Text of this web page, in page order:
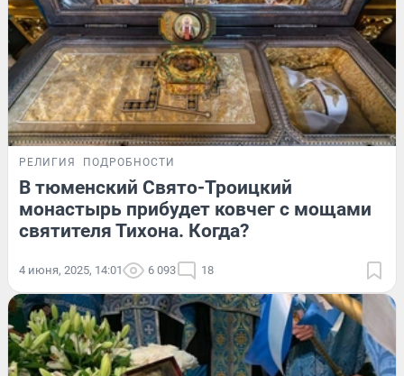
РЕЛИГИЯ ПОДРОБНОСТИ
В тюменский Свято-Троицкий
монастырь прибудет ковчег с мощами
святителя Тихона. Когда?
4 июня, 2025, 14:01 6 093 18